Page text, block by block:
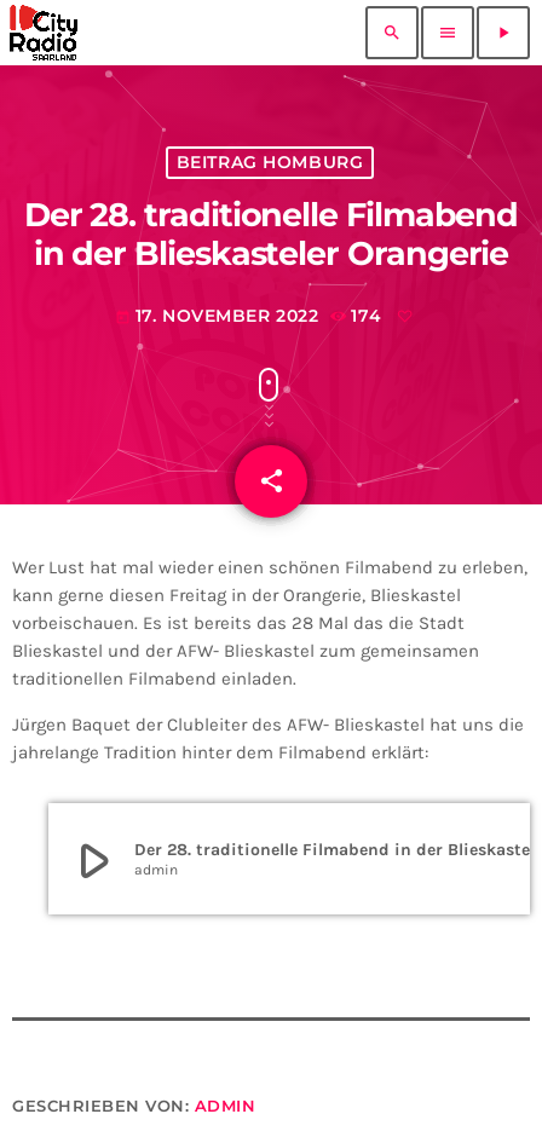
search menu play_arrow
BEITRAG HOMBURG
Der 28. traditionelle Filmabend
in der Blieskasteler Orangerie
today 17. NOVEMBER 2022 174
share
email
Wer Lust hat mal wieder einen schönen Filmabend zu erleben,
kann gerne diesen Freitag in der Orangerie, Blieskastel
vorbeischauen. Es ist bereits das 28 Mal das die Stadt
Blieskastel und der AFW- Blieskastel zum gemeinsamen
traditionellen Filmabend einladen.
Jürgen Baquet der Clubleiter des AFW- Blieskastel hat uns die
jahrelange Tradition hinter dem Filmabend erklärt:
play_arrow admin
GESCHRIEBEN VON: ADMIN